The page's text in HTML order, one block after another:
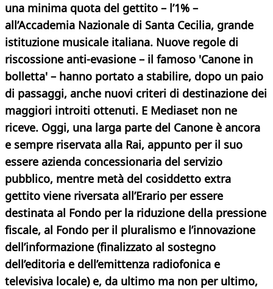
una minima quota del gettito – l’1% –
all’Accademia Nazionale di Santa Cecilia, grande
istituzione musicale italiana. Nuove regole di
riscossione anti-evasione – il famoso 'Canone in
bolletta' – hanno portato a stabilire, dopo un paio
di passaggi, anche nuovi criteri di destinazione dei
maggiori introiti ottenuti. E Mediaset non ne
riceve. Oggi, una larga parte del Canone è ancora
e sempre riservata alla Rai, appunto per il suo
essere azienda concessionaria del servizio
pubblico, mentre metà del cosiddetto extra
gettito viene riversata all’Erario per essere
destinata al Fondo per la riduzione della pressione
fiscale, al Fondo per il pluralismo e l’innovazione
dell’informazione (finalizzato al sostegno
dell’editoria e dell’emittenza radiofonica e
televisiva locale) e, da ultimo ma non per ultimo,